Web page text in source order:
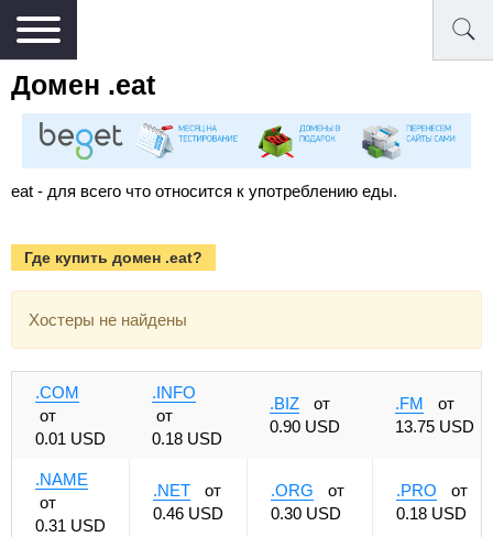
Домен .eat
eat - для всего что относится к употреблению еды.
Где купить домен .eat?
Хостеры не найдены
.COM
от
0.01 USD
.INFO
от
0.18 USD
.BIZ
от
0.90 USD
.FM
от
13.75 USD
.NAME
от
0.31 USD
.NET
от
0.46 USD
.ORG
от
0.30 USD
.PRO
от
0.18 USD